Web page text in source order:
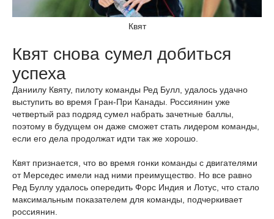
Квят
Квят снова сумел добиться
успеха
Даниилу Квяту, пилоту команды Ред Булл, удалось удачно
выступить во время Гран-При Канады. Россиянин уже
четвертый раз подряд сумел набрать зачетные баллы,
поэтому в будущем он даже сможет стать лидером команды,
если его дела продолжат идти так же хорошо.
Квят признается, что во время гонки команды с двигателями
от Мерседес имели над ними преимущество. Но все равно
Ред Буллу удалось опередить Форс Индия и Лотус, что стало
максимальным показателем для команды, подчеркивает
россиянин.